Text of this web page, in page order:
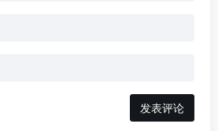
发表评论